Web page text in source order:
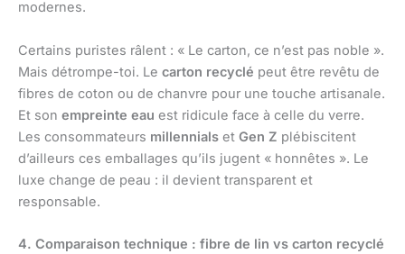
modernes.
Certains puristes râlent : « Le carton, ce n’est pas noble ».
Mais détrompe-toi. Le carton recyclé peut être revêtu de
fibres de coton ou de chanvre pour une touche artisanale.
Et son empreinte eau est ridicule face à celle du verre.
Les consommateurs millennials et Gen Z plébiscitent
d’ailleurs ces emballages qu’ils jugent « honnêtes ». Le
luxe change de peau : il devient transparent et
responsable.
4. Comparaison technique : fibre de lin vs carton recyclé